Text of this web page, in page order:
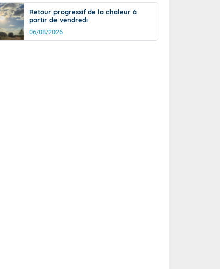
Retour progressif de la chaleur à
partir de vendredi
06/08/2026